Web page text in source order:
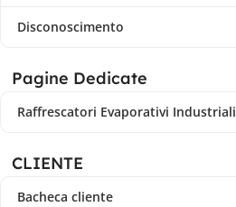
Disconoscimento
Pagine Dedicate
Raffrescatori Evaporativi Industriali
CLIENTE
Bacheca cliente